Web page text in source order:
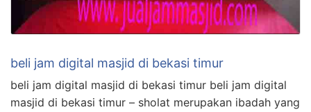
beli jam digital masjid di bekasi timur
beli jam digital masjid di bekasi timur beli jam digital
masjid di bekasi timur – sholat merupakan ibadah yang